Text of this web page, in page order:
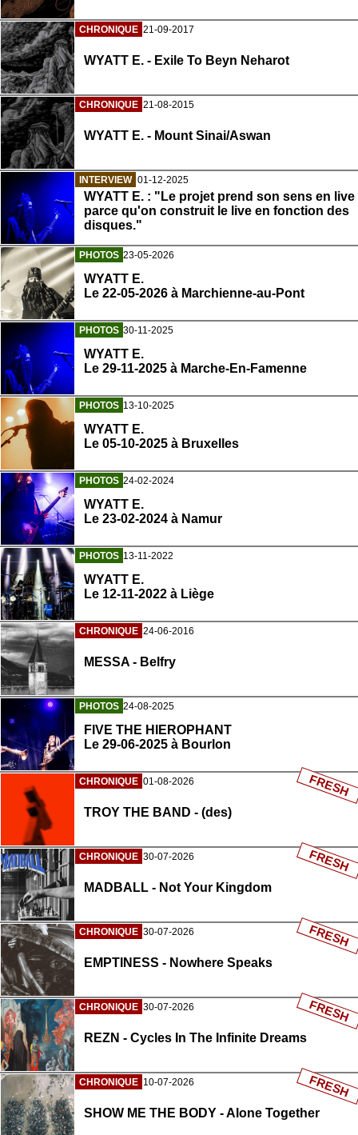
CHRONIQUE 21-09-2017
WYATT E. - Exile To Beyn Neharot
CHRONIQUE 21-08-2015
WYATT E. - Mount Sinai/Aswan
INTERVIEW 01-12-2025
WYATT E. : "Le projet prend son sens en live
parce qu'on construit le live en fonction des
disques."
PHOTOS 23-05-2026
WYATT E.
Le 22-05-2026 à Marchienne-au-Pont
PHOTOS 30-11-2025
WYATT E.
Le 29-11-2025 à Marche-En-Famenne
PHOTOS 13-10-2025
WYATT E.
Le 05-10-2025 à Bruxelles
PHOTOS 24-02-2024
WYATT E.
Le 23-02-2024 à Namur
PHOTOS 13-11-2022
WYATT E.
Le 12-11-2022 à Liège
CHRONIQUE 24-06-2016
MESSA - Belfry
PHOTOS 24-08-2025
FIVE THE HIEROPHANT
Le 29-06-2025 à Bourlon
CHRONIQUE 01-08-2026
TROY THE BAND - (des)
FRESH
CHRONIQUE 30-07-2026
MADBALL - Not Your Kingdom
FRESH
CHRONIQUE 30-07-2026
EMPTINESS - Nowhere Speaks
FRESH
CHRONIQUE 30-07-2026
REZN - Cycles In The Infinite Dreams
FRESH
CHRONIQUE 10-07-2026
SHOW ME THE BODY - Alone Together
FRESH